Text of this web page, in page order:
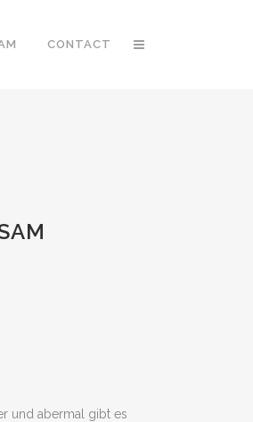
CONTACT
und abermal gibt es